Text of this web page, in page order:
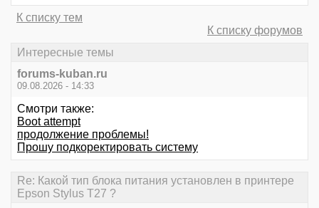
К списку тем
К списку форумов
Интересные темы
forums-kuban.ru
09.08.2026 - 14:33
Смотри также:
Boot attempt
продолжение проблемы!
Прошу подкоректировать систему
Re: Какой тип блока питания установлен в принтере
Epson Stylus T27 ?